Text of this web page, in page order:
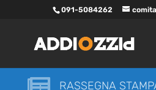
091-5084262
 RASSEGNA